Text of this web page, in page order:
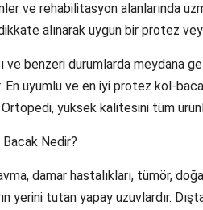
ve rehabilitasyon alanlarında
alınarak uygun bir protez
ve benzeri durumlarda meydana
uyumlu ve en iyi protez kol-
yüksek kalitesini tüm
Nedir?
damar hastalıkları, tümör,
yerini tutan yapay uzuvlardır.